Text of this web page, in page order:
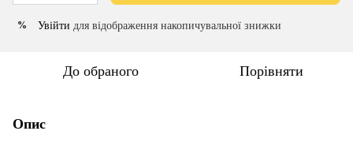
% Увійти для відображення накопичувальної знижки
До обраного Порівняти
Опис